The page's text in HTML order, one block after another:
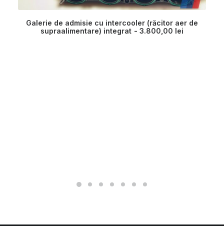
Galerie de admisie cu intercooler (răcitor aer de
supraalimentare) integrat
3.800,00 lei